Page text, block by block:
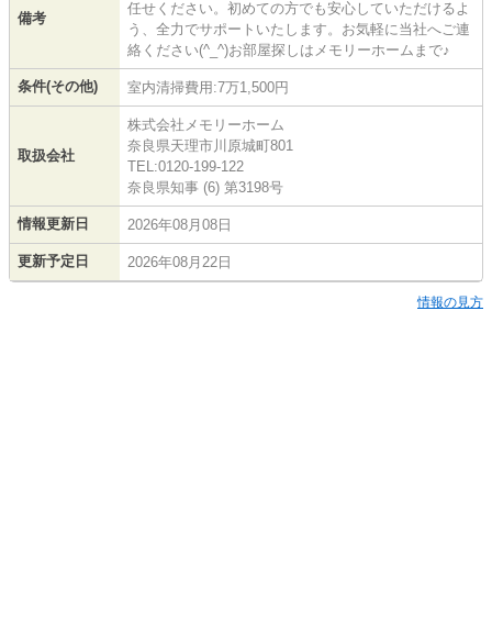
備考
任せください。初めての方でも安心していただけるよ
う、全力でサポートいたします。お気軽に当社へご連
絡ください(^_^)お部屋探しはメモリーホームまで♪
条件(その他) 室内清掃費用:7万1,500円
取扱会社
株式会社メモリーホーム
奈良県天理市川原城町801
TEL:0120-199-122
奈良県知事 (6) 第3198号
情報更新日 2026年08月08日
更新予定日 2026年08月22日
情報の見方